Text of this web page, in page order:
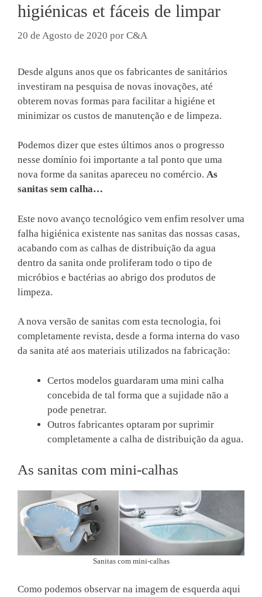
higiénicas et fáceis de limpar
20 de Agosto de 2020 por C&A
Desde alguns anos que os fabricantes de sanitários
investiram na pesquisa de novas inovações, até
obterem novas formas para facilitar a higiéne et
minimizar os custos de manutenção e de limpeza.
Podemos dizer que estes últimos anos o progresso
nesse domínio foi importante a tal ponto que uma
nova forme da sanitas apareceu no comércio. As
sanitas sem calha…
Este novo avanço tecnológico vem enfim resolver uma
falha higiénica existente nas sanitas das nossas casas,
acabando com as calhas de distribuição da agua
dentro da sanita onde proliferam todo o tipo de
micróbios e bactérias ao abrigo dos produtos de
limpeza.
A nova versão de sanitas com esta tecnologia, foi
completamente revista, desde a forma interna do vaso
da sanita até aos materiais utilizados na fabricação:
Certos modelos guardaram uma mini calha
concebida de tal forma que a sujidade não a
pode penetrar.
Outros fabricantes optaram por suprimir
completamente a calha de distribuição da agua.
As sanitas com mini-calhas
Sanitas com mini-calhas
Como podemos observar na imagem de esquerda aqui